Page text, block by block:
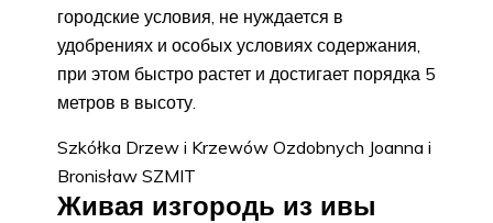
городские условия, не нуждается в
удобрениях и особых условиях содержания,
при этом быстро растет и достигает порядка 5
метров в высоту.
Szkółka Drzew i Krzewów Ozdobnych Joanna i
Bronisław SZMIT
Живая изгородь из ивы